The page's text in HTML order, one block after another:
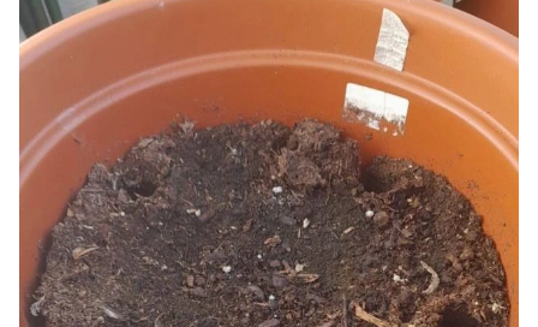
vozíky
Čerpadlá
a
vodárne
Vysokotlakové
umývačky
Zametacie
stroje
Snežné
Navijaky
Príslušenstvo
Bagre